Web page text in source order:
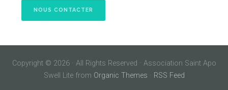
NOUS CONTACTER
Copyright © 2026 · All Rights Reserved · Association Saint Apo
Swell Lite from Organic Themes · RSS Feed